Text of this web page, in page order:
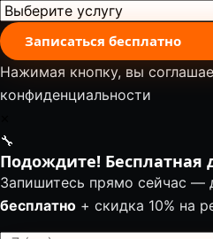
Записаться бесплатно
Нажимая кнопку, вы
конфиденциальности
🔧
Подождите! Бесплатная
Запишитесь прямо сейчас —
бесплатно + скидка 10% на